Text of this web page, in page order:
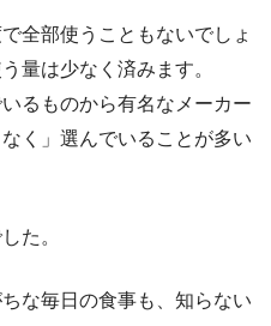
全部使うこともないでしょ
量は少なく済みます。
るものから有名なメーカー
く」選んでいることが多い
た。
な毎日の食事も、知らない